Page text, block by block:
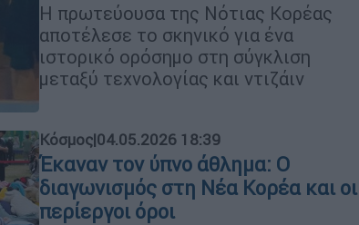
Η πρωτεύουσα της Νότιας Κορέας
αποτέλεσε το σκηνικό για ένα
ιστορικό ορόσημο στη σύγκλιση
μεταξύ τεχνολογίας και ντιζάιν
Κόσμος|04.05.2026 18:39
Έκαναν τον ύπνο άθλημα: Ο
διαγωνισμός στη Νέα Κορέα και οι
περίεργοι όροι